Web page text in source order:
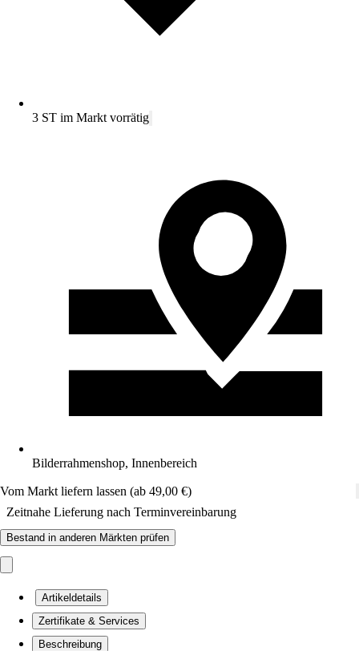
3 ST im Markt vorrätig
Bilderrahmenshop, Innenbereich
Vom Markt liefern lassen (ab 49,00 €)
Zeitnahe Lieferung nach Terminvereinbarung
Bestand in anderen Märkten prüfen
Artikeldetails
Zertifikate & Services
Beschreibung